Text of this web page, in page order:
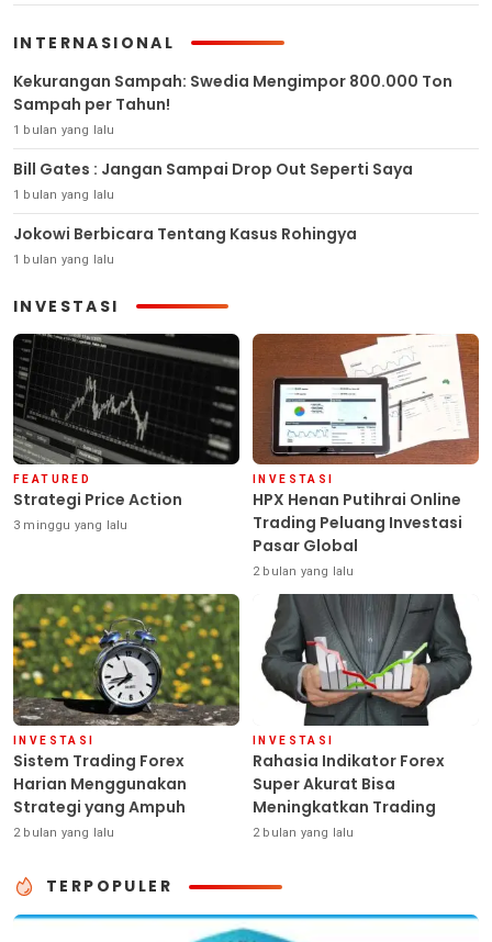
INTERNASIONAL
Kekurangan Sampah: Swedia Mengimpor 800.000 Ton
Sampah per Tahun!
1 bulan yang lalu
Bill Gates : Jangan Sampai Drop Out Seperti Saya
1 bulan yang lalu
Jokowi Berbicara Tentang Kasus Rohingya
1 bulan yang lalu
INVESTASI
FEATURED
Strategi Price Action
3 minggu yang lalu
INVESTASI
HPX Henan Putihrai Online
Trading Peluang Investasi
Pasar Global
2 bulan yang lalu
INVESTASI
Sistem Trading Forex
Harian Menggunakan
Strategi yang Ampuh
2 bulan yang lalu
INVESTASI
Rahasia Indikator Forex
Super Akurat Bisa
Meningkatkan Trading
2 bulan yang lalu
TERPOPULER